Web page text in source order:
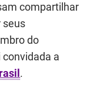
compartilhar
seus
do
convidada a
.